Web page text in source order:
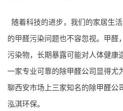
随着科技的进步，我们的家居生
的甲醛污染问题也不容忽视。甲醛
污染物，长期暴露可能对人体健康
一家专业可靠的除甲醛公司显得尤
聊西安市场上三家知名的除甲醛公
泓淇环保。